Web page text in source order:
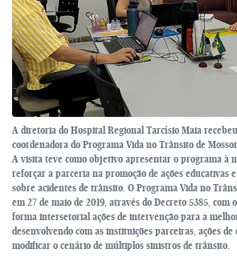
A diretoria do Hospital Regional Tarcísio Maia
coordenadora do Programa Vida no Trânsito de
A visita teve como objetivo apresentar o programa à
reforçar a parceria na promoção de ações educativas
sobre acidentes de trânsito. O Programa Vida no
em 27 de maio de 2019, através do Decreto 5385,
forma intersetorial ações de intervenção para a
desenvolvendo com as instituições parceiras, ações de
modificar o cenário de múltiplos sinistros de trânsito.